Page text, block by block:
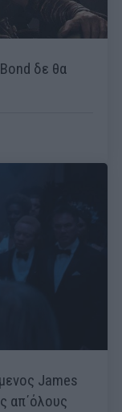
δε θα
James
απ΄όλους